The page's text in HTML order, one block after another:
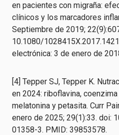
en pacientes con migraña:
clínicos y los marcadores
Septiembre de 2019;
10.1080/
electrónica: 3 de enero de
[4] Tepper SJ, Tepper K.
en 2024: riboflavina,
melatonina y petasita. Curr
enero de 2025; 29(1):33. doi:
01358-3. PMID: 39853578.